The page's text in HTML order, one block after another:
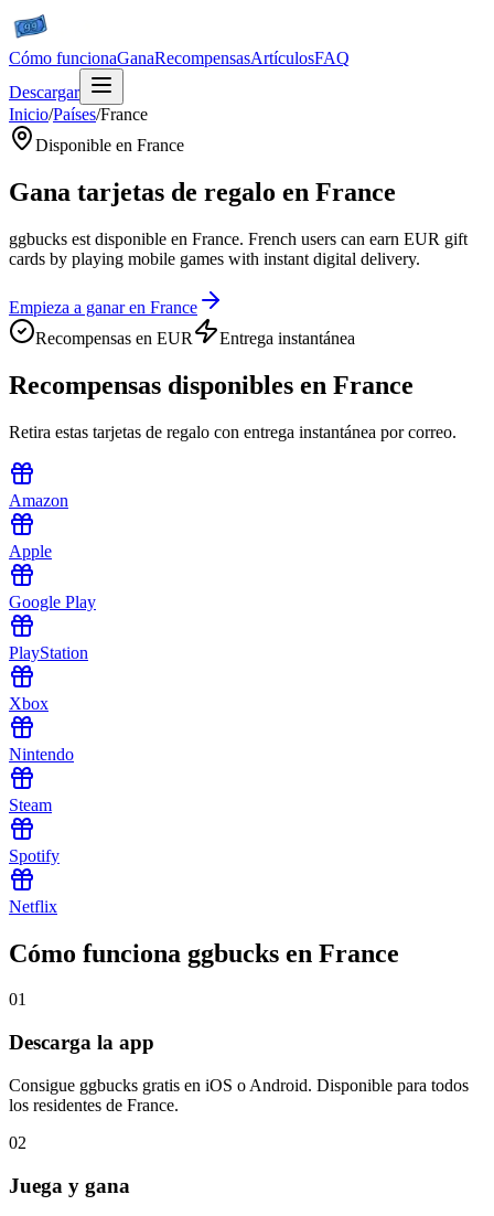
Cómo funcionaGanaRecompensasArtículosFAQ
Descargar
Inicio/Países/France
Disponible en France
Gana tarjetas de regalo en France
ggbucks est disponible en France. French users can earn EUR gift
cards by playing mobile games with instant digital delivery.
Empieza a ganar en France
Recompensas en EUR
Entrega instantánea
Recompensas disponibles en France
Retira estas tarjetas de regalo con entrega instantánea por correo.
Amazon
Apple
Google Play
PlayStation
Xbox
Nintendo
Steam
Spotify
Netflix
Cómo funciona ggbucks en France
01
Descarga la app
Consigue ggbucks gratis en iOS o Android. Disponible para todos
los residentes de France.
02
Juega y gana